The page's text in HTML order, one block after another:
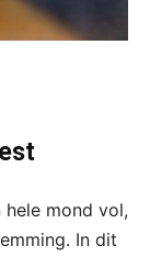
hele mond vol,
In dit